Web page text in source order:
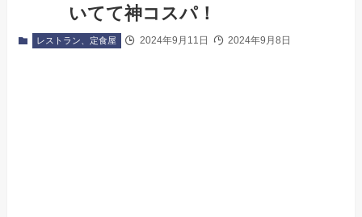
いてて神コスパ！
レストラン、定食屋 2024年9月11日 2024年9月8日